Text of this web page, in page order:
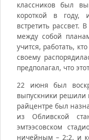
классников был
короткой в году,
встретить рассвет.
между собой
учится, работать,
своему
предполагал, что
22 июня был
выпускники решили
райцентре был
из Обливской
эмтээсовском
ничейным – 2:2, и